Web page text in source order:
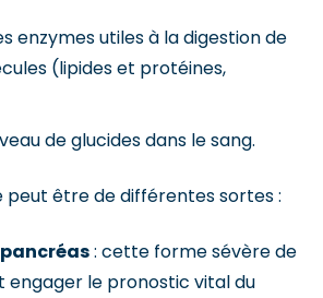
enzymes utiles à la digestion de
(lipides et protéines,
de glucides dans le sang.
être de différentes sortes :
: cette forme sévère de
engager le pronostic vital du